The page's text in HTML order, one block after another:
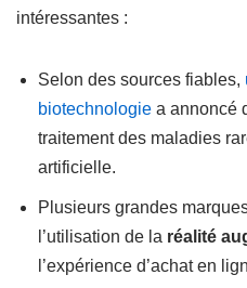
intéressantes :
Selon des sources fiables,
biotechnologie a annoncé
traitement des maladies
artificielle.
Plusieurs grandes
l’utilisation de la réalité
l’expérience d’achat en